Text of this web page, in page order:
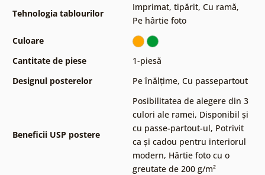
Tehnologia tablourilor
Imprimat, tipărit, Cu ramă,
Pe hârtie foto
Culoare
Cantitate de piese
1-piesă
Designul posterelor
Pe înălțime, Cu passepartout
Beneficii USP postere
Posibilitatea de alegere din 3
culori ale ramei, Disponibil și
cu passe-partout-ul, Potrivit
ca și cadou pentru interiorul
modern, Hârtie foto cu o
greutate de 200 g/m²